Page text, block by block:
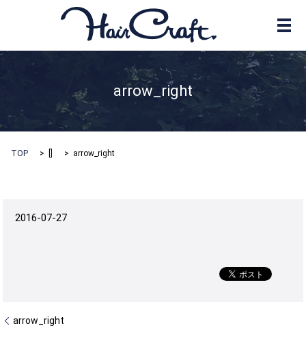
メ
arrow_right
TOP arrow_right
2016-07-27
arrow_right